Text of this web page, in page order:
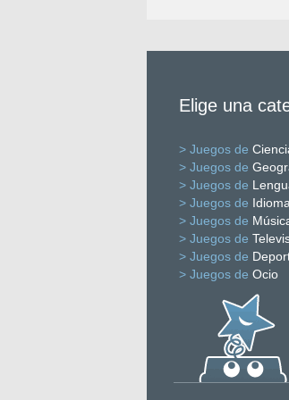
Elige una
> Juegos de
> Juegos de
> Juegos de
> Juegos de
> Juegos de
> Juegos de
> Juegos de
> Juegos de Ocio